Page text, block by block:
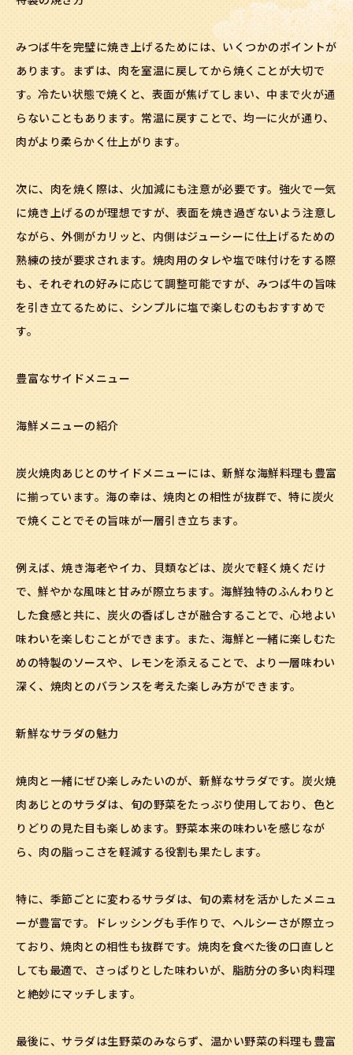
みつば牛を完璧に焼き上げるためには、いくつかのポイントが
あります。まずは、肉を室温に戻してから焼くことが大切で
す。冷たい状態で焼くと、表面が焦げてしまい、中まで火が通
らないこともあります。常温に戻すことで、均一に火が通り、
肉がより柔らかく仕上がります。
次に、肉を焼く際は、火加減にも注意が必要です。強火で一気
に焼き上げるのが理想ですが、表面を焼き過ぎないよう注意し
ながら、外側がカリッと、内側はジューシーに仕上げるための
熟練の技が要求されます。焼肉用のタレや塩で味付けをする際
も、それぞれの好みに応じて調整可能ですが、みつば牛の旨味
を引き立てるために、シンプルに塩で楽しむのもおすすめで
す。
豊富なサイドメニュー
海鮮メニューの紹介
炭火焼肉あじとのサイドメニューには、新鮮な海鮮料理も豊富
に揃っています。海の幸は、焼肉との相性が抜群で、特に炭火
で焼くことでその旨味が一層引き立ちます。
例えば、焼き海老やイカ、貝類などは、炭火で軽く焼くだけ
で、鮮やかな風味と甘みが際立ちます。海鮮独特のふんわりと
した食感と共に、炭火の香ばしさが融合することで、心地よい
味わいを楽しむことができます。また、海鮮と一緒に楽しむた
めの特製のソースや、レモンを添えることで、より一層味わい
深く、焼肉とのバランスを考えた楽しみ方ができます。
新鮮なサラダの魅力
焼肉と一緒にぜひ楽しみたいのが、新鮮なサラダです。炭火焼
肉あじとのサラダは、旬の野菜をたっぷり使用しており、色と
りどりの見た目も楽しめます。野菜本来の味わいを感じなが
ら、肉の脂っこさを軽減する役割も果たします。
特に、季節ごとに変わるサラダは、旬の素材を活かしたメニュ
ーが豊富です。ドレッシングも手作りで、ヘルシーさが際立っ
ており、焼肉との相性も抜群です。焼肉を食べた後の口直しと
しても最適で、さっぱりとした味わいが、脂肪分の多い肉料理
と絶妙にマッチします。
最後に、サラダは生野菜のみならず、温かい野菜の料理も豊富